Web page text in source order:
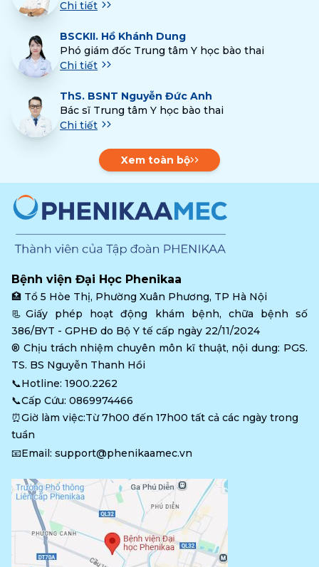
Chi tiết
BSCKII. Hồ Khánh Dung
Phó giám đốc Trung tâm Y học bào thai
Chi tiết
ThS. BSNT Nguyễn Đức Anh
Bác sĩ Trung tâm Y học bào thai
Chi tiết
Xem toàn bộ
Bệnh viện Đại Học Phenikaa
🏥 Tổ 5 Hòe Thị, Phường Xuân Phương, TP Hà Nội
📃Giấy phép hoạt động khám bệnh, chữa bệnh số
386/BYT - GPHĐ do Bộ Y tế cấp ngày 22/11/2024
®️ Chịu trách nhiệm chuyên môn kĩ thuật, nội dung: PGS.
TS. BS Nguyễn Thanh Hồi
📞Hotline: 1900.2262
📞Cấp Cứu: 0869974466
⏰Giờ làm việc:Từ 7h00 đến 17h00 tất cả các ngày trong
tuần
📧Email: support@phenikaamec.vn